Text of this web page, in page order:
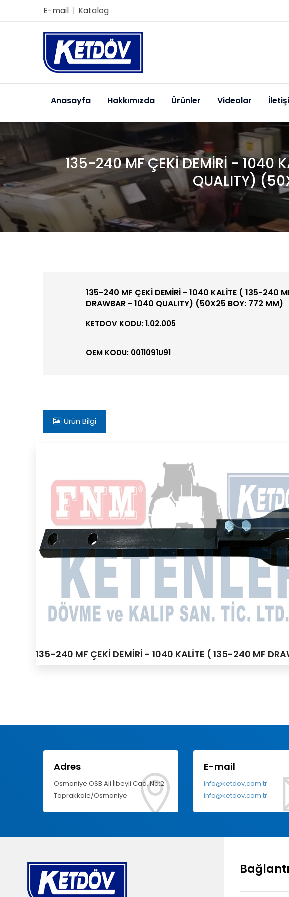
E-mail Katalog
Anasayfa Hakkımızda Ürünler Videolar
135-240 MF ÇEKİ DEMİRİ - 1040
QUALITY)
135-240 MF ÇEKİ DEMİRİ - 1040 KALİTE ( 135-240
DRAWBAR - 1040 QUALITY) (50X25 BOY: 772 MM)
KETDOV KODU: 1.02.005
OEM KODU: 0011091U91
Ürün Bilgi
135-240 MF ÇEKİ DEMİRİ - 1040 KALİTE ( 135-240 MF
Adres
Osmaniye OSB Ali İlbeyli Cad. No:2
Toprakkale/Osmaniye
E-mail
info@ketdov.com.tr
info@ketdov.com.tr